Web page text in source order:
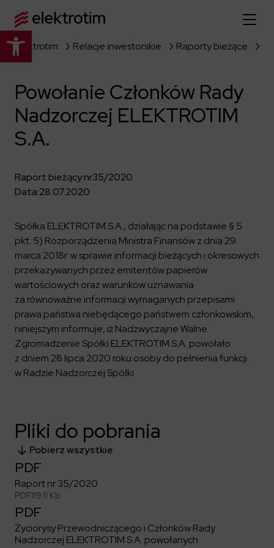
Otwórz pasek narzędzi
Strona główna
O nas
Więcej o nas
O firmie
Władze spółki
Historia
Portfolio
Dokumenty firmowe
Certyfikaty
Compliance
Oferta
Budownictwo Specjalistyczne
Resorty obronne
Przemysł
Infrastruktura użyteczności publicznej
Zasilanie i systemy trakcyjne
Platforma Zarządzania Bezpieczeństwem
Aquila
Magazyny energii
Dowiedz się więcej
Raporty
Kalendarium
Ład korporacyjny
Materiały dla inwestorów
ELEKTROTIM na GPW
Kontakt dla inwestorów
Kariera
Dowiedz się więcej
Poznaj nas bliżej
Oferty pracy
Poradnik rekrutacyjny
Dlaczego warto?
Staże i praktyki
Kontrahenci
Poznaj możliwości współpracy z nami
Program Partnerski
Formularz dla dostawców
Fakturowanie w KSeF
ESG
Dowiedz się więcej
Środowisko
Zintegrowany System Zarządzania
Strefa wiedzy
ELEKTROTIM w mediach
Materiały prasowe
Kontakt dla mediów
Elektrotim Relacje inwestorskie Raporty bieżące
Powołanie Członków Rady
Nadzorczej ELEKTROTIM
S.A.
Raport bieżący nr35/2020
Data:28.07.2020
Spółka ELEKTROTIM S.A., działając na podstawie § 5
pkt. 5) Rozporządzenia Ministra Finansów z dnia 29
marca 2018r. w sprawie informacji bieżących i okresowych
przekazywanych przez emitentów papierów
wartościowych oraz warunków uznawania
za równoważne informacji wymaganych przepisami
prawa państwa niebędącego państwem członkowskim,
niniejszym informuje, iż Nadzwyczajne Walne
Zgromadzenie Spółki ELEKTROTIM S.A. powołało
z dniem 28 lipca 2020 roku osoby do pełnienia funkcji
w Radzie Nadzorczej Spółki
Pliki do pobrania
Pobierz wszystkie
PDF
Raport nr 35/2020
PDF119.11 Kb
PDF
Życiorysy Przewodniczącego i Członków Rady
Nadzorczej ELEKTROTIM S.A. powołanych